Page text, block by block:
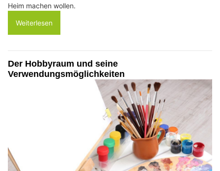
Heim machen wollen.
Weiterlesen
Der Hobbyraum und seine
Verwendungsmöglichkeiten